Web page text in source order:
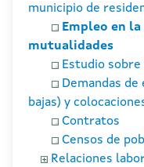
municipio de
Empleo en
mutualidades
Estudio
Demandas
bajas) y
Contratos
Censos de
Relaciones